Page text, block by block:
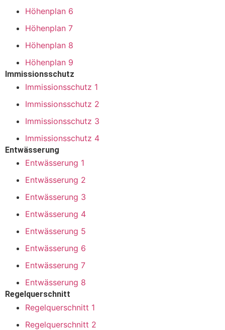
Höhenplan 6
Höhenplan 7
Höhenplan 8
Höhenplan 9
Immissionsschutz
Immissionsschutz 1
Immissionsschutz 2
Immissionsschutz 3
Immissionsschutz 4
Entwässerung
Entwässerung 1
Entwässerung 2
Entwässerung 3
Entwässerung 4
Entwässerung 5
Entwässerung 6
Entwässerung 7
Entwässerung 8
Regelquerschnitt
Regelquerschnitt 1
Regelquerschnitt 2